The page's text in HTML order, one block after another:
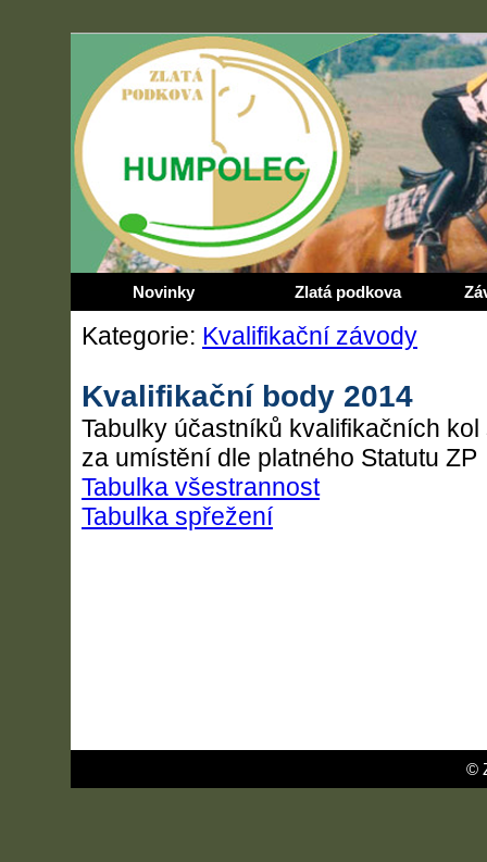
Novinky Zlatá podkova
Kategorie: Kvalifikační závody
Kvalifikační body 2014
Tabulky účastníků kvalifikačních
za umístění dle platného Statutu ZP
Tabulka všestrannost
Tabulka spřežení
©